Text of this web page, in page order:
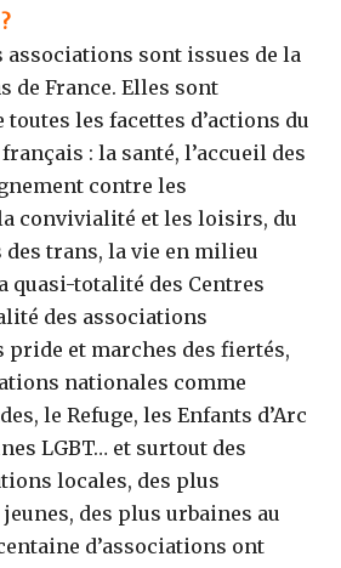
associations sont issues de la
de France. Elles sont
les facettes d’actions du
: la santé, l’accueil des
contre les
convivialité et les loisirs, du
trans, la vie en milieu
totalité des Centres
des associations
pride et marches des fiertés,
nationales comme
le Refuge, les Enfants d’Arc
LGBT… et surtout des
locales, des plus
des plus urbaines au
d’associations ont